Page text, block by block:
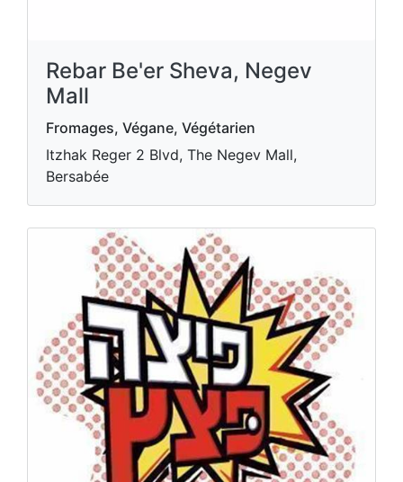
Rebar Be'er Sheva, Negev
Mall
Fromages, Végane, Végétarien
Itzhak Reger 2 Blvd, The Negev Mall,
Bersabée